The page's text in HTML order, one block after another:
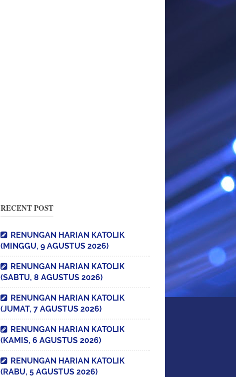
RECENT POST
RENUNGAN HARIAN KATOLIK
(MINGGU, 9 AGUSTUS 2026)
RENUNGAN HARIAN KATOLIK
(SABTU, 8 AGUSTUS 2026)
RENUNGAN HARIAN KATOLIK
(JUMAT, 7 AGUSTUS 2026)
RENUNGAN HARIAN KATOLIK
(KAMIS, 6 AGUSTUS 2026)
RENUNGAN HARIAN KATOLIK
(RABU, 5 AGUSTUS 2026)